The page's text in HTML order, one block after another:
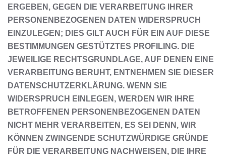
ERGEBEN, GEGEN DIE VERARBEITUNG IHRER
PERSONENBEZOGENEN DATEN WIDERSPRUCH
EINZULEGEN; DIES GILT AUCH FÜR EIN AUF DIESE
BESTIMMUNGEN GESTÜTZTES PROFILING. DIE
JEWEILIGE RECHTSGRUNDLAGE, AUF DENEN EINE
VERARBEITUNG BERUHT, ENTNEHMEN SIE DIESER
DATENSCHUTZERKLÄRUNG. WENN SIE
WIDERSPRUCH EINLEGEN, WERDEN WIR IHRE
BETROFFENEN PERSONENBEZOGENEN DATEN
NICHT MEHR VERARBEITEN, ES SEI DENN, WIR
KÖNNEN ZWINGENDE SCHUTZWÜRDIGE GRÜNDE
FÜR DIE VERARBEITUNG NACHWEISEN, DIE IHRE